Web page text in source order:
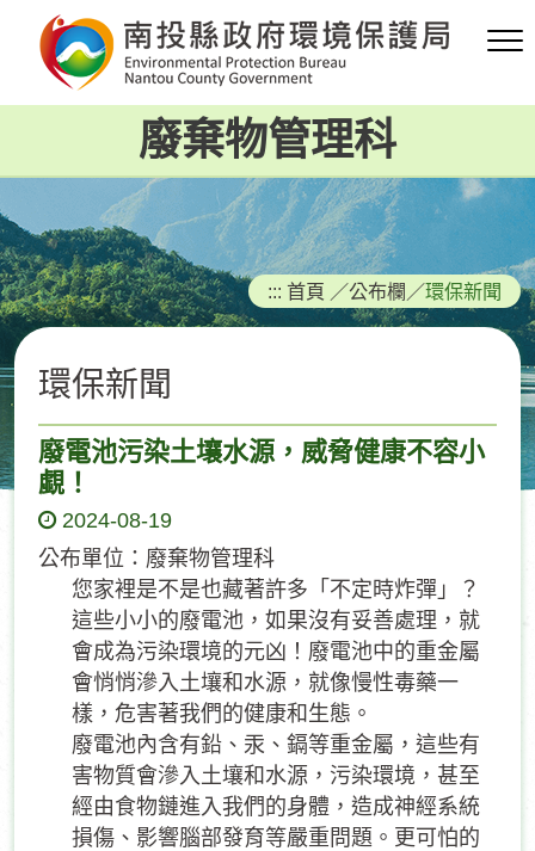
要
容
區
塊
廢棄物管理科
::: 首頁 ／公布欄 ／環保新聞
環保新聞
廢電池污染土壤水源，威脅健康不容小
覷！
2024-08-19
公布單位：廢棄物管理科
您家裡是不是也藏著許多「不定時炸彈」？
這些小小的廢電池，如果沒有妥善處理，就
會成為污染環境的元凶！廢電池中的重金屬
會悄悄滲入土壤和水源，就像慢性毒藥一
樣，危害著我們的健康和生態。
廢電池內含有鉛、汞、鎘等重金屬，這些有
害物質會滲入土壤和水源，污染環境，甚至
經由食物鏈進入我們的身體，造成神經系統
損傷、影響腦部發育等嚴重問題。更可怕的